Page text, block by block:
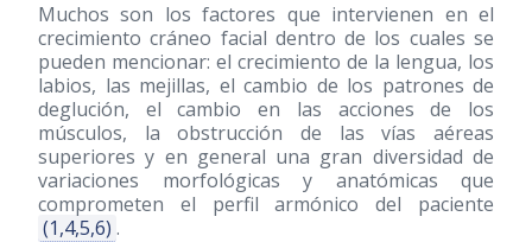
Muchos son los factores que intervienen en el
crecimiento cráneo facial dentro de los cuales se
pueden mencionar: el crecimiento de la lengua, los
labios, las mejillas, el cambio de los patrones de
deglución, el cambio en las acciones de los
músculos, la obstrucción de las vías aéreas
superiores y en general una gran diversidad de
variaciones morfológicas y anatómicas que
comprometen el perfil armónico del paciente
(1,4,5,6) .